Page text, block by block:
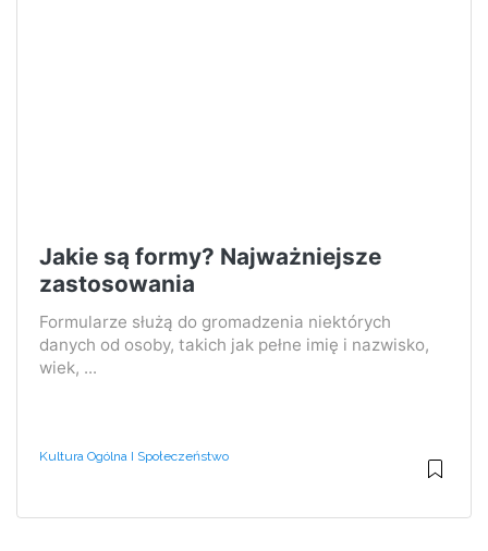
Jakie są formy? Najważniejsze
zastosowania
Formularze służą do gromadzenia niektórych
danych od osoby, takich jak pełne imię i nazwisko,
wiek, ...
Kultura Ogólna I Społeczeństwo